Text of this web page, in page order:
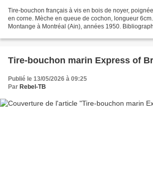
Tire-bouchon français à vis en bois de noyer,
en corne. Mèche en queue de cochon, longueur
Montange à Montréal (Ain), années 1950.
Tire-bouchon marin Express of
Publié le 13/05/2026 à 09:25
Par Rebel-TB